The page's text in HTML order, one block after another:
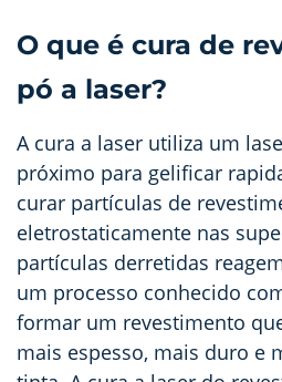
O que é cura de
pó a laser?
A cura a laser utiliza um
próximo para gelificar
curar partículas de
eletrostaticamente nas
partículas derretidas
um processo conhecido
formar um revestimento
mais espesso, mais duro e